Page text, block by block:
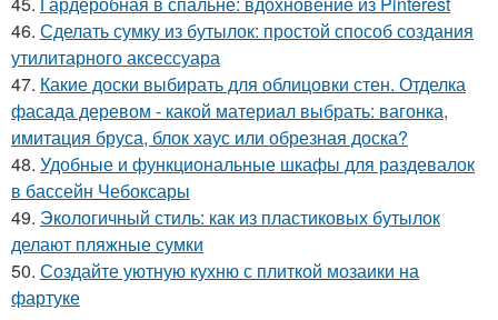
46. Сделать сумку из бутылок: простой способ создания
утилитарного аксессуара
47. Какие доски выбирать для облицовки стен. Отделка
фасада деревом - какой материал выбрать: вагонка,
имитация бруса, блок хаус или обрезная доска?
48. Удобные и функциональные шкафы для раздевалок
в бассейн Чебоксары
49. Экологичный стиль: как из пластиковых бутылок
делают пляжные сумки
50. Создайте уютную кухню с плиткой мозаики на
фартуке